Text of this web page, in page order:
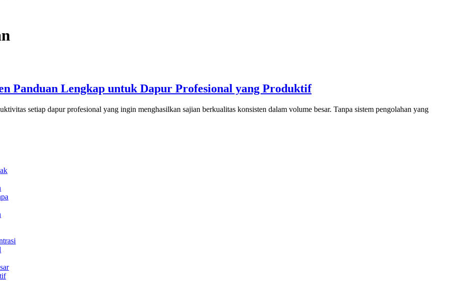
Panduan Lengkap untuk Dapur Profesional yang Produktif
setiap dapur profesional yang ingin menghasilkan sajian berkualitas konsisten dalam volume besar. Tanpa sistem pengolahan yang